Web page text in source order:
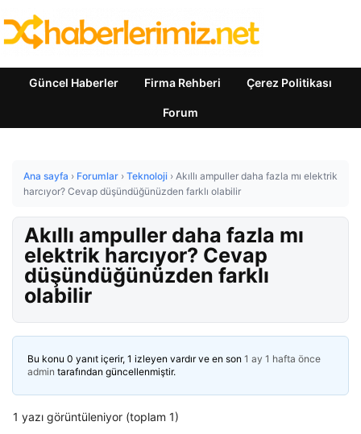
Güncel Haberler Firma Rehberi Çerez Politikası
Forum
Ana sayfa › Forumlar › Teknoloji › Akıllı ampuller daha fazla mı elektrik
harcıyor? Cevap düşündüğünüzden farklı olabilir
Akıllı ampuller daha fazla mı
elektrik harcıyor? Cevap
düşündüğünüzden farklı
olabilir
Bu konu 0 yanıt içerir, 1 izleyen vardır ve en son 1 ay 1 hafta önce
admin tarafından güncellenmiştir.
1 yazı görüntüleniyor (toplam 1)